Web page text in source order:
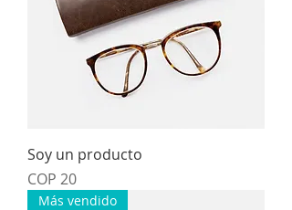
Soy un producto
Price
COP 20
Más vendido